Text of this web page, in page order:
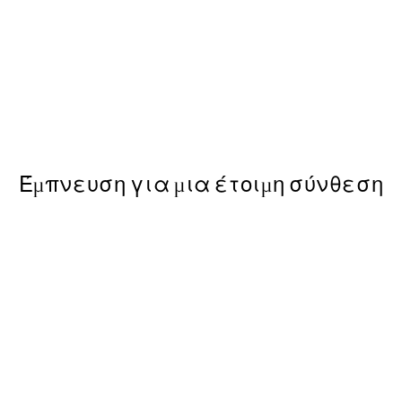
Έμπνευση για μια έτοιμη σύνθεση